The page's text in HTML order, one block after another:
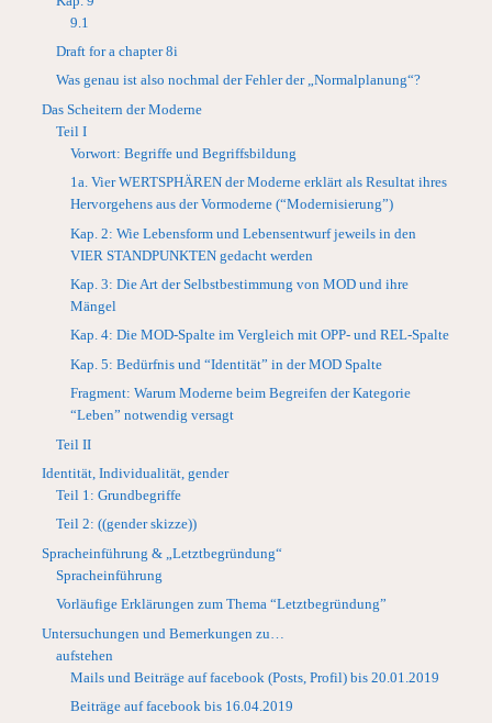
9.1
Draft for a chapter 8i
Was genau ist also nochmal der Fehler der „Normalplanung“?
Das Scheitern der Moderne
Teil I
Vorwort: Begriffe und Begriffsbildung
1a. Vier WERTSPHÄREN der Moderne erklärt als Resultat ihres
Hervorgehens aus der Vormoderne (“Modernisierung”)
Kap. 2: Wie Lebensform und Lebensentwurf jeweils in den
VIER STANDPUNKTEN gedacht werden
Kap. 3: Die Art der Selbstbestimmung von MOD und ihre
Mängel
Kap. 4: Die MOD-Spalte im Vergleich mit OPP- und REL-Spalte
Kap. 5: Bedürfnis und “Identität” in der MOD Spalte
Fragment: Warum Moderne beim Begreifen der Kategorie
“Leben” notwendig versagt
Teil II
Identität, Individualität, gender
Teil 1: Grundbegriffe
Teil 2: ((gender skizze))
Spracheinführung & „Letztbegründung“
Spracheinführung
Vorläufige Erklärungen zum Thema “Letztbegründung”
Untersuchungen und Bemerkungen zu…
aufstehen
Mails und Beiträge auf facebook (Posts, Profil) bis 20.01.2019
Beiträge auf facebook bis 16.04.2019